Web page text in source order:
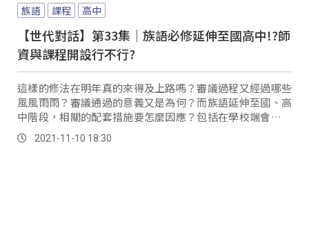
族語
課程 高中
【世代對話】第33集｜族語必修延伸至國高中!?師
資與課程開設行不行?
這樣的修法在明年真的來得及上路嗎？審議過程又經過哪些
風風雨雨？審議通過的意義又是為何？而族語延伸至國、高
中階段，相關的配套措施要怎麼因應？包括在學校端會不會
需要什麼樣的準備？族語師資上，會有什麼挑戰？ 來賓 1.教
育部十二年國教課程綱要審議會大會委員...。
2021-11-10 18:30